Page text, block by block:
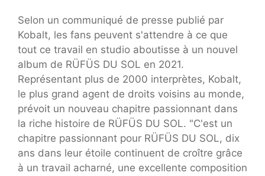
Selon un communiqué de presse publié par
Kobalt, les fans peuvent s'attendre à ce que
tout ce travail en studio aboutisse à un nouvel
album de RÜFÜS DU SOL en 2021.
Représentant plus de 2000 interprètes, Kobalt,
le plus grand agent de droits voisins au monde,
prévoit un nouveau chapitre passionnant dans
la riche histoire de RÜFÜS DU SOL. "C'est un
chapitre passionnant pour RÜFÜS DU SOL, dix
ans dans leur étoile continuent de croître grâce
à un travail acharné, une excellente composition